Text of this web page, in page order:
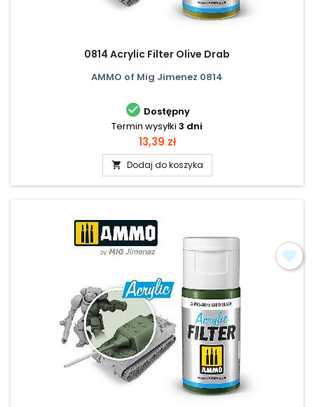
0814 Acrylic Filter Olive Drab
AMMO of Mig Jimenez 0814
 Dostępny
Termin wysyłki 3 dni
Cena
13,39 zł
 Dodaj do koszyka